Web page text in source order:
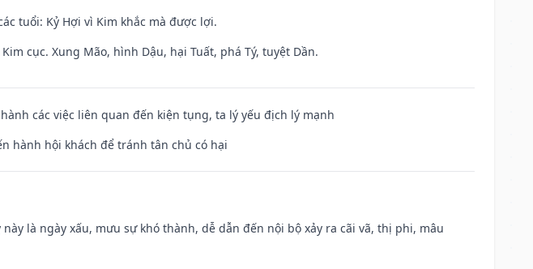
tuổi: Kỷ Hợi vì Kim khắc mà được lợi.
cục. Xung Mão, hình Dậu, hại Tuất, phá Tý, tuyệt Dần.
các việc liên quan đến kiện tụng, ta lý yếu địch lý mạnh
hành hội khách để tránh tân chủ có hại
là ngày xấu, mưu sự khó thành, dễ dẫn đến nội bộ xảy ra cãi vã, thị phi, mâu